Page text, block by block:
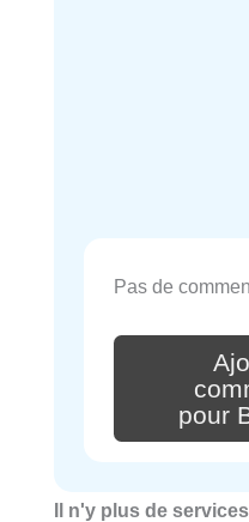
Pas de
pour
Il n'y plus de